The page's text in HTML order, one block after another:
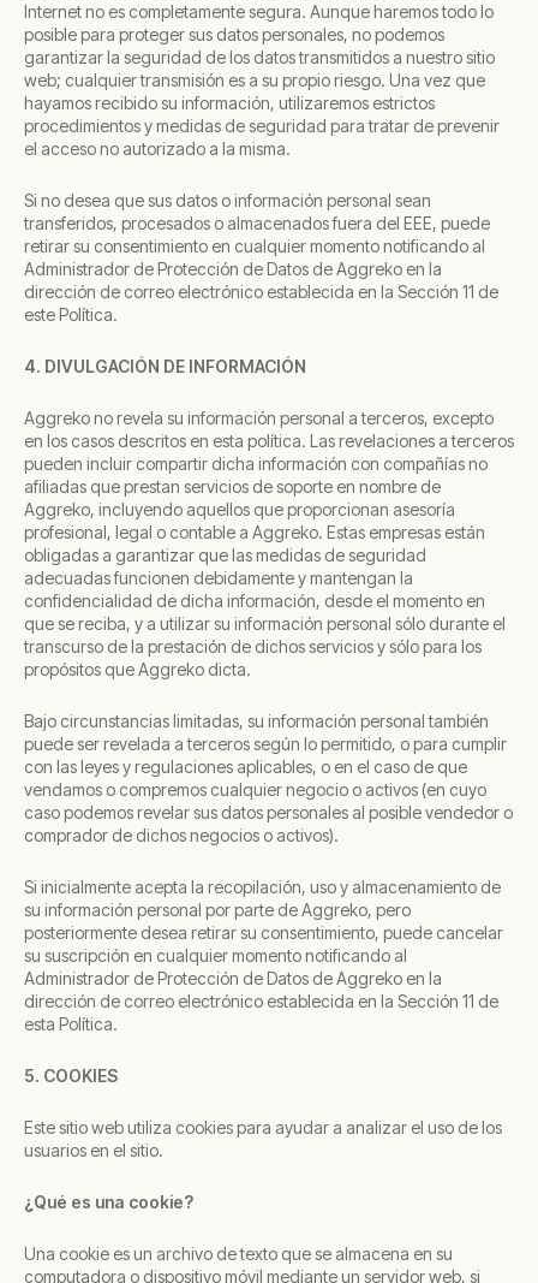
Internet no es completamente segura. Aunque haremos todo lo
posible para proteger sus datos personales, no podemos
garantizar la seguridad de los datos transmitidos a nuestro sitio
web; cualquier transmisión es a su propio riesgo. Una vez que
hayamos recibido su información, utilizaremos estrictos
procedimientos y medidas de seguridad para tratar de prevenir
el acceso no autorizado a la misma.
Si no desea que sus datos o información personal sean
transferidos, procesados o almacenados fuera del EEE, puede
retirar su consentimiento en cualquier momento notificando al
Administrador de Protección de Datos de Aggreko en la
dirección de correo electrónico establecida en la Sección 11 de
este Política.
4. DIVULGACIÓN DE INFORMACIÓN
Aggreko no revela su información personal a terceros, excepto
en los casos descritos en esta política. Las revelaciones a terceros
pueden incluir compartir dicha información con compañías no
afiliadas que prestan servicios de soporte en nombre de
Aggreko, incluyendo aquellos que proporcionan asesoría
profesional, legal o contable a Aggreko. Estas empresas están
obligadas a garantizar que las medidas de seguridad
adecuadas funcionen debidamente y mantengan la
confidencialidad de dicha información, desde el momento en
que se reciba, y a utilizar su información personal sólo durante el
transcurso de la prestación de dichos servicios y sólo para los
propósitos que Aggreko dicta.
Bajo circunstancias limitadas, su información personal también
puede ser revelada a terceros según lo permitido, o para cumplir
con las leyes y regulaciones aplicables, o en el caso de que
vendamos o compremos cualquier negocio o activos (en cuyo
caso podemos revelar sus datos personales al posible vendedor o
comprador de dichos negocios o activos).
Si inicialmente acepta la recopilación, uso y almacenamiento de
su información personal por parte de Aggreko, pero
posteriormente desea retirar su consentimiento, puede cancelar
su suscripción en cualquier momento notificando al
Administrador de Protección de Datos de Aggreko en la
dirección de correo electrónico establecida en la Sección 11 de
esta Política.
5. COOKIES
Este sitio web utiliza cookies para ayudar a analizar el uso de los
usuarios en el sitio.
¿Qué es una cookie?
Una cookie es un archivo de texto que se almacena en su
computadora o dispositivo móvil mediante un servidor web, si